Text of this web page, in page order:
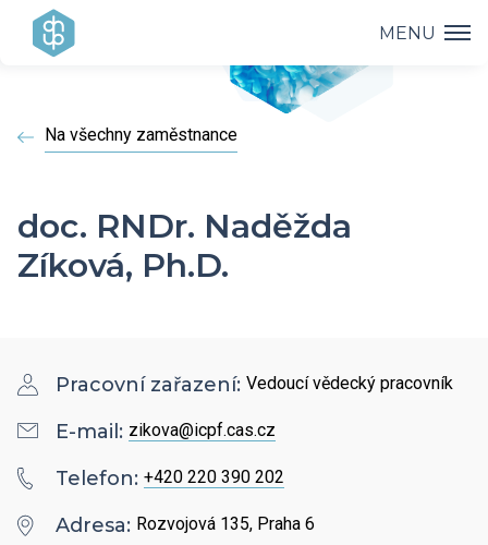
MENU
Vedení ústavu
Výzkumné skupiny a oddělení
HR Award
Výzkum
Vědecké úspěchy
Aplikovaný výzkum
Projekty
Přehled projektů
Interní grantová agentura
Přednášky
Bažantova konference
Hálovy přednášky
PhD Studium
Open Science
Popularizace
Kontakty
Na všechny zaměstnance
doc. RNDr. Naděžda
Zíková, Ph.D.
Pracovní zařazení: Vedoucí vědecký pracovník
E-mail: zikova@icpf.cas.cz
Telefon: +420 220 390 202
Adresa: Rozvojová 135, Praha 6